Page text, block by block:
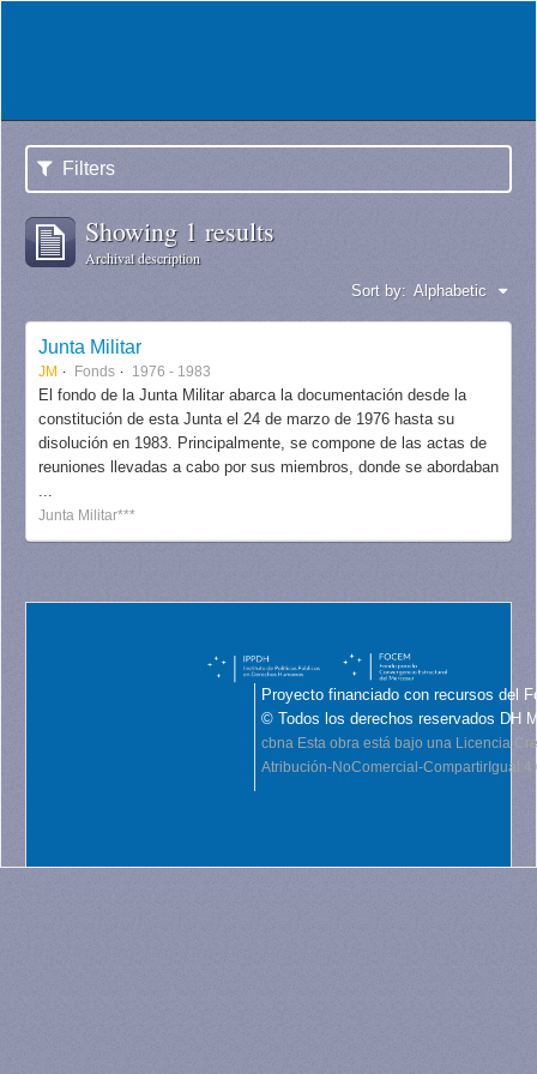
Filters
Showing 1 results
Archival description
Sort by: Alphabetic
Junta Militar
JM Fonds 1976 - 1983
El fondo de la Junta Militar abarca la documentación desde la
constitución de esta Junta el 24 de marzo de 1976 hasta su
disolución en 1983. Principalmente, se compone de las actas de
reuniones llevadas a cabo por sus miembros, donde se abordaban
...
Junta Militar***
Proyecto financiado con recursos del
© Todos los derechos reservados DH
cbna Esta obra está bajo una Licencia
Atribución-NoComercial-CompartirIgual